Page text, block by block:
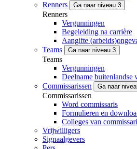
Renners
Ga naar niveau 3
Renners
Vergunningen
Begeleiding na carrière
Aangifte
Teams
Ga naar niveau 3
Teams
Vergunningen
Deelname buitenlandse
Commissarissen
Ga naar
Commissarissen
Word commissaris
Formulieren en
Colleges van
Vrijwilligers
Signaalgevers